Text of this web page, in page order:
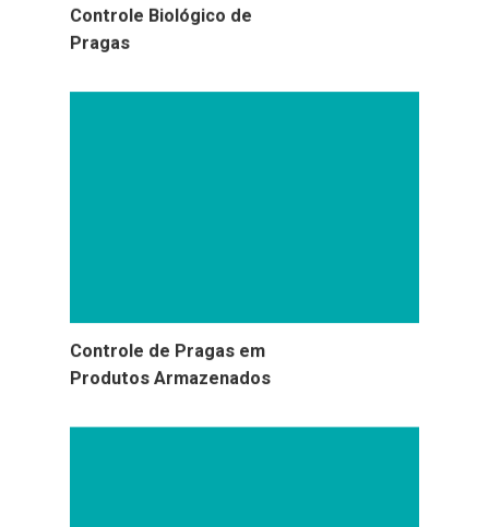
Controle Biológico de
Pragas
Controle de Pragas em
Produtos Armazenados